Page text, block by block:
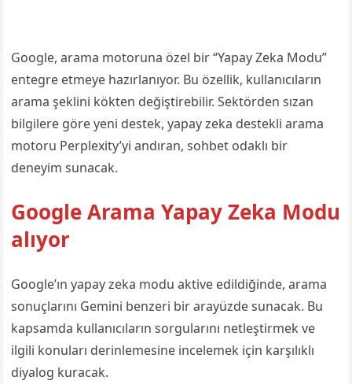
Google, arama motoruna özel bir “Yapay Zeka Modu”
entegre etmeye hazırlanıyor. Bu özellik, kullanıcıların
arama şeklini kökten değiştirebilir. Sektörden sızan
bilgilere göre yeni destek, yapay zeka destekli arama
motoru Perplexity’yi andıran, sohbet odaklı bir
deneyim sunacak.
Google Arama Yapay Zeka Modu
alıyor
Google’ın yapay zeka modu aktive edildiğinde, arama
sonuçlarını Gemini benzeri bir arayüzde sunacak. Bu
kapsamda kullanıcıların sorgularını netleştirmek ve
ilgili konuları derinlemesine incelemek için karşılıklı
diyalog kuracak.